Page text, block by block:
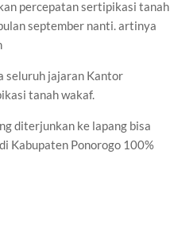
percepatan sertipikasi tanah
september nanti. artinya
seluruh jajaran Kantor
tanah wakaf.
diterjunkan ke lapang bisa
Kabupaten Ponorogo 100%